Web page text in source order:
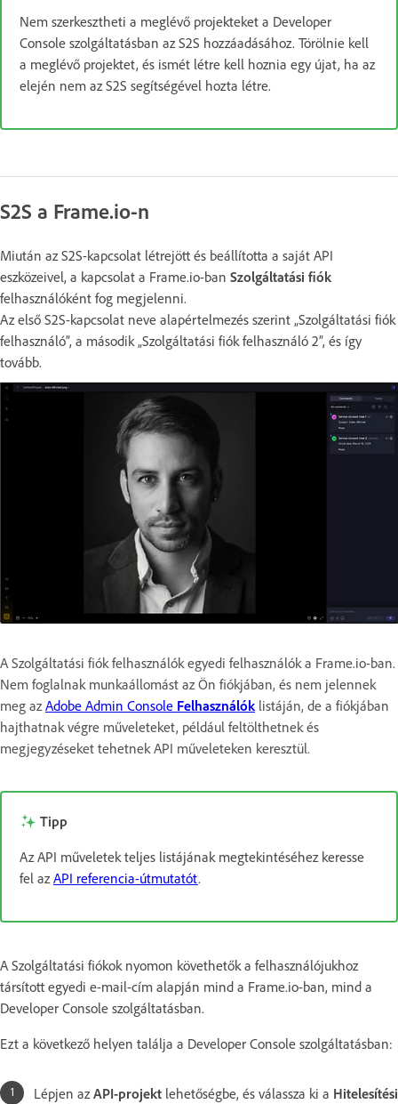
Nem szerkesztheti a meglévő projekteket a Developer
Console szolgáltatásban az S2S hozzáadásához. Törölnie kell
a meglévő projektet, és ismét létre kell hoznia egy újat, ha az
elején nem az S2S segítségével hozta létre.
S2S a Frame.io-n
Miután az S2S-kapcsolat létrejött és beállította a saját API
eszközeivel, a kapcsolat a Frame.io-ban Szolgáltatási fiók
felhasználóként fog megjelenni.
Az első S2S-kapcsolat neve alapértelmezés szerint „Szolgáltatási fiók
felhasználó”, a második „Szolgáltatási fiók felhasználó 2”, és így
tovább.
A Szolgáltatási fiók felhasználók egyedi felhasználók a Frame.io-ban.
Nem foglalnak munkaállomást az Ön fiókjában, és nem jelennek
meg az Adobe Admin Console Felhasználók listáján, de a fiókjában
hajthatnak végre műveleteket, például feltölthetnek és
megjegyzéseket tehetnek API műveleteken keresztül.
Tipp
Az API műveletek teljes listájának megtekintéséhez keresse
fel az API referencia-útmutatót.
A Szolgáltatási fiókok nyomon követhetők a felhasználójukhoz
társított egyedi e-mail-cím alapján mind a Frame.io-ban, mind a
Developer Console szolgáltatásban.
Ezt a következő helyen találja a Developer Console szolgáltatásban:
Lépjen az API-projekt lehetőségbe, és válassza ki a Hitelesítési